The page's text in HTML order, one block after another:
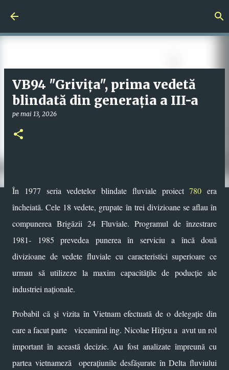
VB94 "Grivița", prima vedetă
blindată din generația a III-a
pe mai 13, 2026
În 1977 seria vedetelor blindate fluviale proiect780 era
încheiată. Cele 18 vedete, grupate în trei divizioane se aflau în
compunerea Brigăzii 24 Fluviale. Programul de înzestrare
1981- 1985 prevedea punerea în serviciu a încă două
divizioane de vedete fluviale cu caracteristici superioare ce
urmau să utilizeze la maxim capacitățile de poducție ale
industriei naționale.
Probabil că și vizita în Vietnam efectuată de o delegație din
care a facut parte viceamiral ing. Nicolae Hîrjeu a avut un rol
important în această decizie. Au fost analizate împreună cu
partea vietnameză operațiunile desfășurate în Delta fluviului